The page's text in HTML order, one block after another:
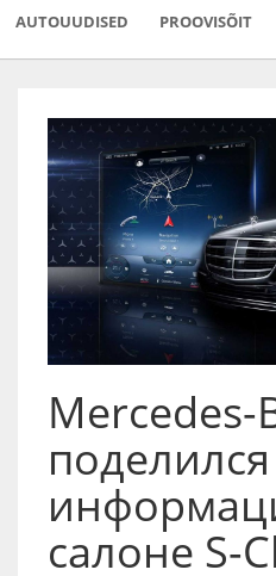
AUTOUUDISED PROOVISÕIT
Mercedes-
поделился
салоне S-